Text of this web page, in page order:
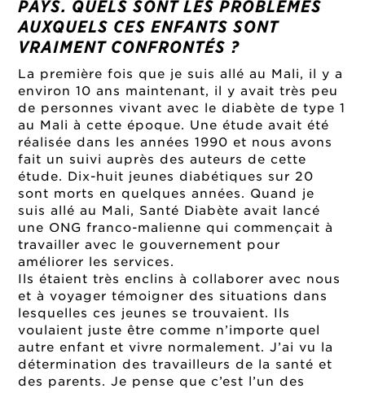
PAYS. QUELS SONT LES PROBLÈMES
AUXQUELS CES ENFANTS SONT
VRAIMENT CONFRONTÉS ?
La première fois que je suis allé au Mali, il y a
environ 10 ans maintenant, il y avait très peu
de personnes vivant avec le diabète de type 1
au Mali à cette époque. Une étude avait été
réalisée dans les années 1990 et nous avons
fait un suivi auprès des auteurs de cette
étude. Dix-huit jeunes diabétiques sur 20
sont morts en quelques années. Quand je
suis allé au Mali, Santé Diabète avait lancé
une ONG franco-malienne qui commençait à
travailler avec le gouvernement pour
améliorer les services.
Ils étaient très enclins à collaborer avec nous
et à voyager témoigner des situations dans
lesquelles ces jeunes se trouvaient. Ils
voulaient juste être comme n’importe quel
autre enfant et vivre normalement. J’ai vu la
détermination des travailleurs de la santé et
des parents. Je pense que c’est l’un des